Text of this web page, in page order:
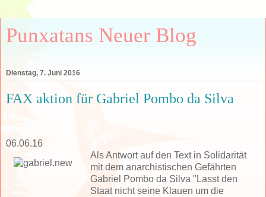
Punxatans Neuer Blog
Dienstag, 7. Juni 2016
FAX aktion für Gabriel Pombo da Silva
06.06.16
Als Antwort auf den Text in Solidarität
mit dem anarchistischen Gefährten
Gabriel Pombo da Silva "Lasst den
Staat nicht seine Klauen um die